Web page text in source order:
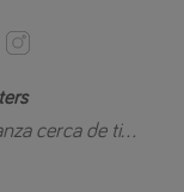
cerca de ti...